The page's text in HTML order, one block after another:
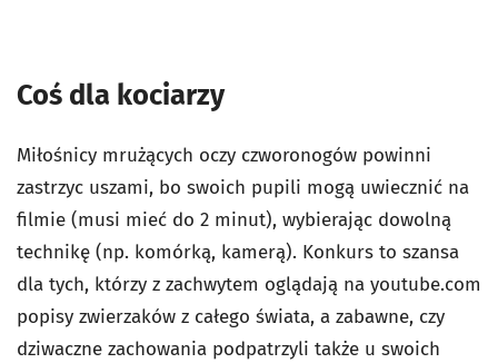
Coś dla kociarzy
Miłośnicy mrużących oczy czworonogów powinni
zastrzyc uszami, bo swoich pupili mogą uwiecznić na
filmie (musi mieć do 2 minut), wybierając dowolną
technikę (np. komórką, kamerą). Konkurs to szansa
dla tych, którzy z zachwytem oglądają na youtube.com
popisy zwierzaków z całego świata, a zabawne, czy
dziwaczne zachowania podpatrzyli także u swoich